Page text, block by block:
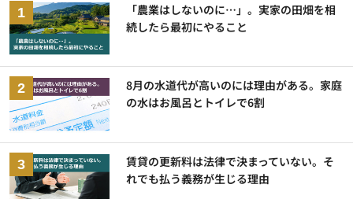
「農業はしないのに…」。実家の田畑を相
続したら最初にやること
8月の水道代が高いのには理由がある。家庭
の水はお風呂とトイレで6割
賃貸の更新料は法律で決まっていない。そ
れでも払う義務が生じる理由